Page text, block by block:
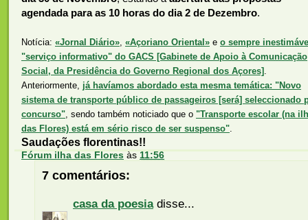
agendada para as 10 horas do dia 2 de Dezembro.
Notícia: «Jornal Diário», «Açoriano Oriental» e o sempre
"serviço informativo" do GACS [Gabinete de Apoio à Comunicação
Social, da Presidência do Governo Regional dos Açores] .
Anteriormente, já havíamos abordado esta mesma temática: "Novo
sistema de transporte público de passageiros [será] seleccionado
concurso", sendo também noticiado que o "Transporte escolar (na
das Flores) está em sério risco de ser suspenso".
Saudações florentinas!!
Fórum ilha das Flores às 11:56
7 comentários:
casa da poesiadisse...